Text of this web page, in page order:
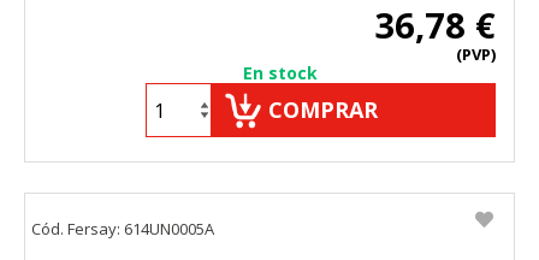
36,78 €
(PVP)
En stock
COMPRAR
Cód. Fersay: 614UN0005A